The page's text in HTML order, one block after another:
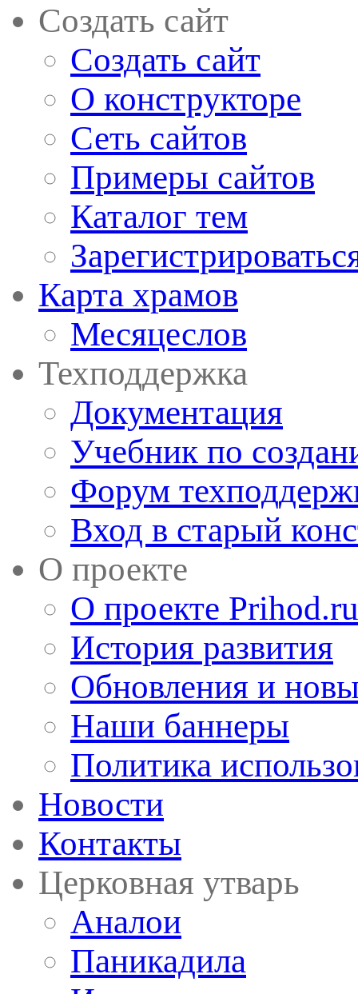
Создать сайт
Создать сайт
О конструкторе
Сеть сайтов
Примеры сайтов
Каталог тем
Карта храмов
Месяцеслов
Техподдержка
Документация
Учебник по
Форум
Вход в старый
О проекте
О проекте Prihod.ru
История развития
Обновления и
Наши баннеры
Политика
Новости
Контакты
Церковная утварь
Аналои
Паникадила